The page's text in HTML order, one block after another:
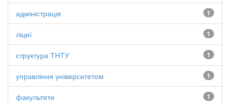
1
адміністрація
1
ліцеї
1
структура ТНТУ
1
управління університетом
1
факультети